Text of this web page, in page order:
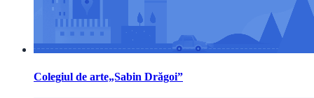
Colegiul de arte„Sabin Drăgoi”